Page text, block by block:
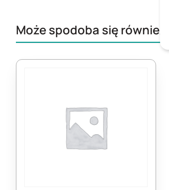
Może spodoba się również...